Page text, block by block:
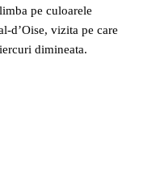
pe culoarele
d’Oise, vizita pe care
dimineata.